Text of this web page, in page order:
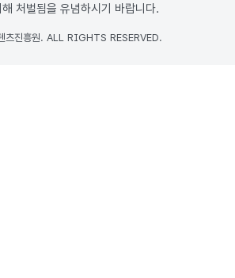
처벌됨을 유념하시기 바랍니다.
진흥원. ALL RIGHTS RESERVED.